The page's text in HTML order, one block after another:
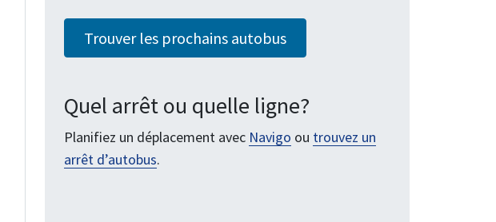
Quel arrêt ou quelle ligne?
Planifiez un déplacement avec Navigo ou trouvez un
arrêt d’autobus.